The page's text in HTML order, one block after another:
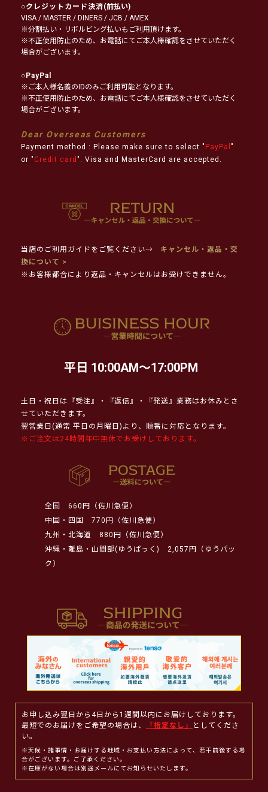
○クレジットカード決済(前払い)
VISA / MASTER / DINERS / JCB / AMEX
※分割払い・リボルビング払いもご利用頂けます。
※不正使用防止のため、お電話にてご本人様確認をさせていただく
場合がございます。
○PayPal
※ご本人様名義のIDのみご利用可能となります。
※不正使用防止のため、お電話にてご本人様確認をさせていただく
場合がございます。
Dear Overseas Customers
Payment method : Please make sure to select " PayPal "
or " Credit card ". Visa and MasterCard are accepted.
当店のご利用ガイドをご覧ください→
キャンセル・返品・交
換について >
※お客様都合により返品・キャンセルはお受けできません。
平日 10:00AM～17:00PM
土日・祝日は『受注』・『返信』・『発送』業務はお休みとさ
せていただきます。
翌営業日(通常 平日の月曜日)より、順番に対応となります。
※ご注文は24時間年中無休でお受けしております。
全国
660円（佐川急便）
中国・四国
770円（佐川急便）
九州・北海道
880円（佐川急便）
沖縄・離島・山間部(ゆうぱっく)
2,057円（ゆうパッ
ク）
お申し込み翌日から4日から1週間以内にお届けしております。
最短でのお届けをご希望の場合は、
「指定なし」
としてくださ
い。
※天候・諸事情・お届けする地域・お支払い方法によって、若干前後する場
合がございます。ご了承ください。
※在庫がない場合は別途メールにてお知らせいたします。